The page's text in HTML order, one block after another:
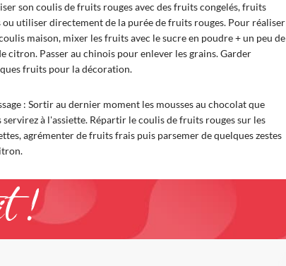
son coulis de fruits rouges avec des fruits congelés, fruits
ou utiliser directement de la purée de fruits rouges. Pour réaliser
maison, mixer les fruits avec le sucre en poudre + un peu de
citron. Passer au chinois pour enlever les grains. Garder
fruits pour la décoration.
: Sortir au dernier moment les mousses au chocolat que
servirez à l'assiette. Répartir le coulis de fruits rouges sur les
agrémenter de fruits frais puis parsemer de quelques zestes
!